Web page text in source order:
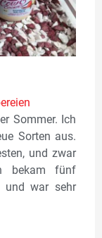
Sommer. Ich
Sorten aus.
und zwar
bekam fünf
und war sehr